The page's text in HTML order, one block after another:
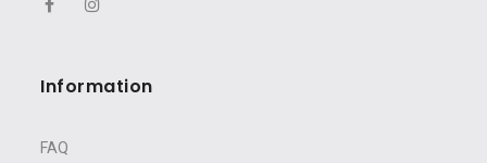
Information
FAQ